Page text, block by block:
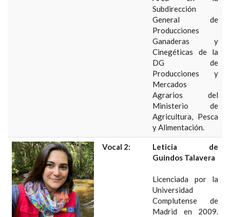
Subdirección
General de
Producciones
Ganaderas y
Cinegéticas de la
DG de
Producciones y
Mercados
Agrarios del
Ministerio de
Agricultura, Pesca
y Alimentación.
Vocal 2:
Leticia de
Guindos Talavera
Licenciada por la
Universidad
Complutense de
Madrid en 2009.